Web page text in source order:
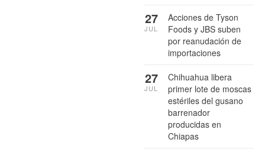
Acciones de Tyson
Foods y JBS suben
por reanudación de
importaciones
27
JUL
Chihuahua libera
primer lote de moscas
estériles del gusano
barrenador
producidas en
Chiapas
27
JUL